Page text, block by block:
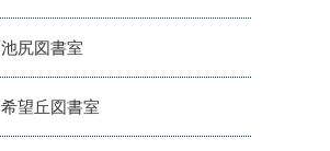
池尻図書室
希望丘図書室